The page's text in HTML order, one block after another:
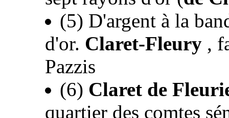
(5) D'argent à la
d'or. Claret-Fleury ,
Pazzis
(6) Claret de
quartier des comtes